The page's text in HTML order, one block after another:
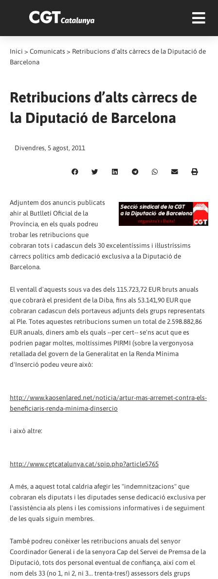
Inici > Comunicats > Retribucions d’alts càrrecs de la Diputació de
Barcelona
Retribucions d’alts càrrecs de
la Diputació de Barcelona
Divendres, 5 agost, 2011
Adjuntem dos anuncis publicats
ahir al Butlletí Oficial de la
Província, en els quals podreu
trobar les retribucions que
cobraran tots i cadascun dels 30 excelentíssims i il·lustríssims
càrrecs polítics amb dedicació exclusiva a la Diputació de
Barcelona.
El ventall d'aquests sous va des dels 115.723,72 EUR bruts anuals
que cobrarà el president de la Diba, fins als 53.141,90 EUR que
cobraran cadascun dels portaveus adjunts dels grups representats
al Ple. Totes aquestes retribucions sumen un total de 2.598.882,86
EUR anuals, diners amb els quals --per cert-- se'ns acut que es
podrien pagar moltes, moltíssimes PIRMI (sobre la vergonyosa
retallada del govern de la Generalitat en la Renda Mínima
d'Inserció podeu veure això:
http://www.kaosenlared.net/noticia/artur-mas-arremet-contra-els-
beneficiaris-renda-minima-dinsercio
i això altre:
http://www.cgtcatalunya.cat/spip.php?article5765
A més, a aquest total caldria afegir les "indemnitzacions" que
cobraran els diputats i les diputades sense dedicació exclusiva per
l'assistència als plens i les comissions informatives i de seguiment
de les quals siguin membres.
També podreu conèixer les retribucions anuals del senyor
Coordinador General i de la senyora Cap del Servei de Premsa de la
Diputació, tots dos personal eventual de confiança, així com el
nom dels 33 (no 1, ni 2, ni 3... trenta-tres!) assessors dels grups